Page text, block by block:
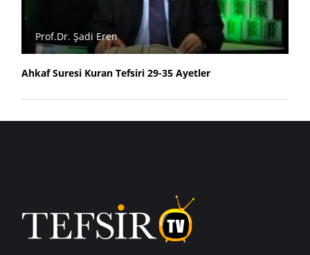
Prof.Dr. Şadi Eren
Ahkaf Suresi Kuran Tefsiri 29-35 Ayetler